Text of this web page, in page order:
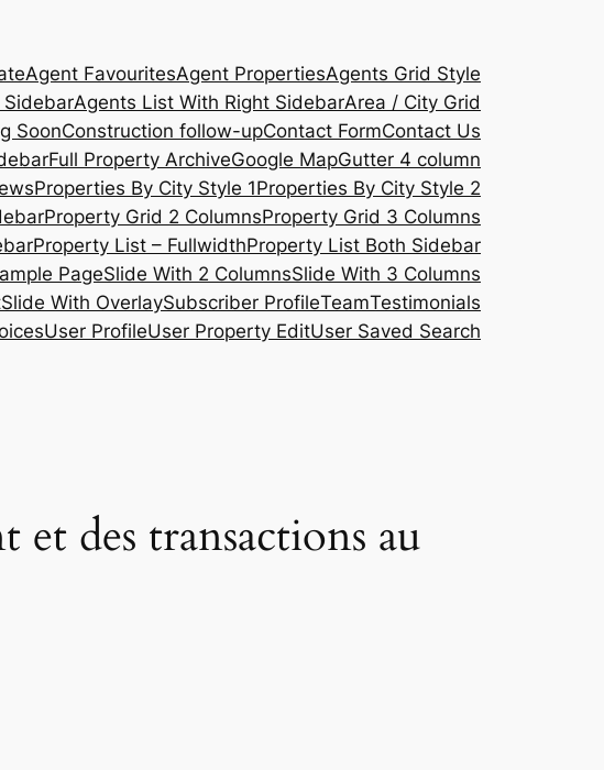
Agent FavouritesAgent PropertiesAgents Grid Style
Agents List With Right SidebarArea / City Grid
SoonConstruction follow-upContact FormContact Us
Full Property ArchiveGoogle MapGutter 4 column
Properties By City Style 1Properties By City Style 2
Property Grid 2 ColumnsProperty Grid 3 Columns
Property List – FullwidthProperty List Both Sidebar
PageSlide With 2 ColumnsSlide With 3 Columns
Slide With OverlaySubscriber ProfileTeamTestimonials
User ProfileUser Property EditUser Saved Search
et des transactions au